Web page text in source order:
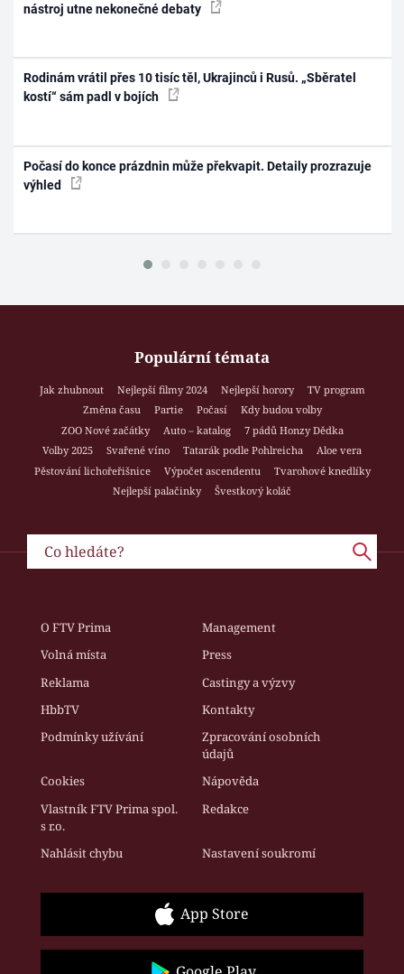
nástroj utne nekonečné debaty
Rodinám vrátil přes 10 tisíc těl, Ukrajinců i Rusů. „Sběratel
kostí“ sám padl v bojích
Počasí do konce prázdnin může překvapit. Detaily prozrazuje
výhled
Populární témata
Jak zhubnout Nejlepší filmy 2024 Nejlepší horory
TV program
Změna času
Partie Počasí
Kdy budou volby
ZOO Nové začátky
Auto – katalog
7 pádů Honzy Dědka
Volby 2025
Svařené víno Tatarák podle Pohlreicha
Aloe vera
Pěstování lichořeřišnice
Výpočet ascendentu
Tvarohové knedlíky
Nejlepší palačinky
Švestkový koláč
O FTV Prima
Management
Volná místa
Press
Reklama
Castingy a výzvy
HbbTV
Kontakty
Podmínky užívání
Zpracování osobních
údajů
Cookies
Nápověda
Vlastník FTV Prima spol.
s r.o.
Redakce
Nahlásit chybu Nastavení soukromí
App Store